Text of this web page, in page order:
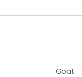
Goat